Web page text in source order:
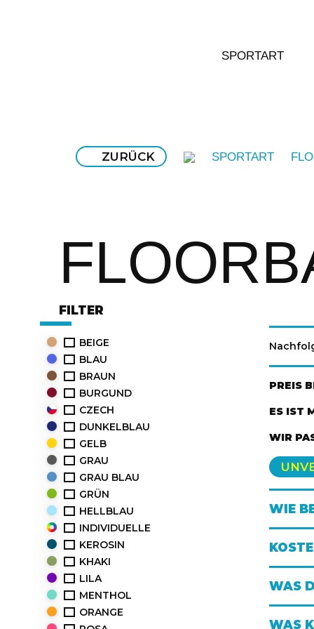
SPORTART
ZURÜCK SPORTART
FILTER
BEIGE
BLAU
BRAUN
BURGUND
CZECH
DUNKELBLAU
GELB
GRAU
GRAU BLAU
GRÜN
HELLBLAU
INDIVIDUELLE
KEROSIN
KHAKI
LILA
MENTHOL
ORANGE
PREIS
ES IST
WIR
WIE
WAS
WAS